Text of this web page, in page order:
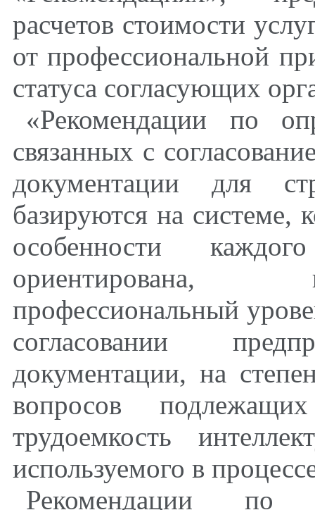
расчетов стоимости
от профессиональной
статуса согласующих
«Рекомендации по
связанных с
документации для
базируются на системе,
особенности
ориентирована,
профессиональный
согласовании
документации, на
вопросов
трудоемкость
используемого в
Рекомендации по